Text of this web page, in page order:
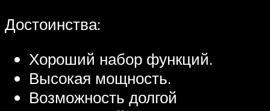
Достоинства:
Хороший набор функций.
Высокая мощность.
Возможность долгой